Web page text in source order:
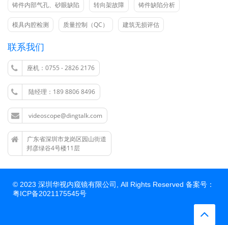
铸件内部气孔、砂眼缺陷 转向架故障 铸件缺陷分析
模具内腔检测 质量控制（QC） 建筑无损评估
联系我们
座机：0755 - 2826 2176
陆经理：189 8806 8496
videoscope@dingtalk.com
广东省深圳市龙岗区园山街道
邦彦绿谷4号楼11层
© 2023 深圳华视内窥镜有限公司, All Rights Reserved 备案号：
粤ICP备2021175545号